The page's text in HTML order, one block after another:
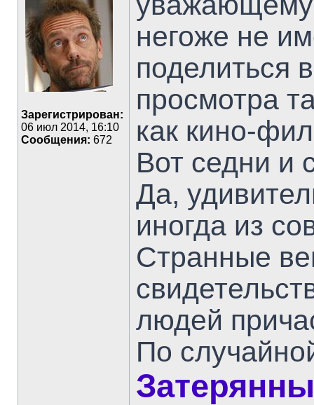
Зарегистрирован:
06 июл 2014, 16:10
Сообщения: 672
негоже не
поделиться
просмотра
как кино-
Вот седни и
Да,
иногда из
Странные
людей
По